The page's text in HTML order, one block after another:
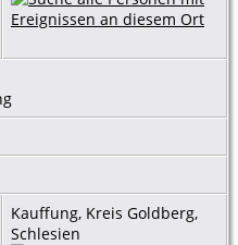
Kauffung, Kreis Goldberg,
Schlesien